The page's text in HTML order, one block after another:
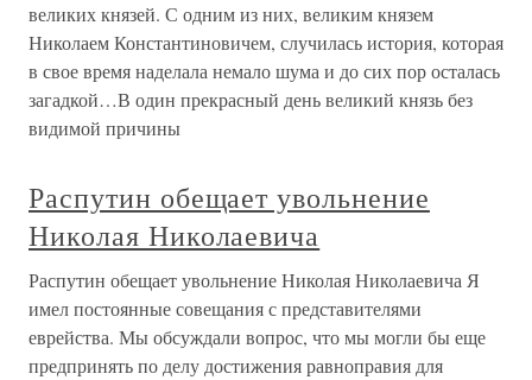
великих князей. С одним из них, великим князем
Николаем Константиновичем, случилась история, которая
в свое время наделала немало шума и до сих пор осталась
загадкой…В один прекрасный день великий князь без
видимой причины
Распутин обещает увольнение
Николая Николаевича
Распутин обещает увольнение Николая Николаевича Я
имел постоянные совещания с представителями
еврейства. Мы обсуждали вопрос, что мы могли бы еще
предпринять по делу достижения равноправия для